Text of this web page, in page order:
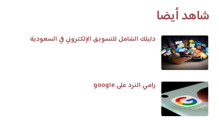
شاهد أيضا
دليلك الشامل للتسويق الإلكتروني في السعودية
رامي النرد على google